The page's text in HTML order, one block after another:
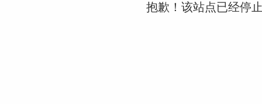
抱歉！该站点已经停